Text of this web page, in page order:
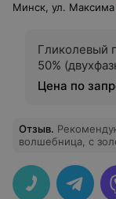
Минск, ул. Максима
Гликолевый
50%
Цена по
Отзыв.
волшебница, с
синечка.